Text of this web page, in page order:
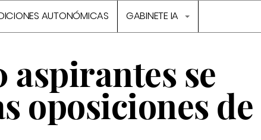
AUTONÓMICAS GABINETE IA
aspirantes se
oposiciones de